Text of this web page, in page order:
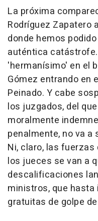
La próxima
Rodríguez Zapatero
donde hemos
auténtica
'hermanísimo' en el
Gómez entrando en
Peinado. Y cabe
los juzgados, del
moralmente
penalmente, no va a
Ni, claro, las
los jueces se van a
descalificaciones
ministros, que
gratuitas de golpe